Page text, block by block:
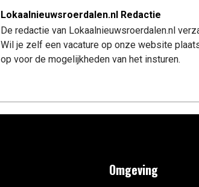
Lokaalnieuwsroerdalen.nl Redactie
De redactie van Lokaalnieuwsroerdalen.nl
Wil je zelf een vacature op onze website
op voor de mogelijkheden van het insturen.
Omgeving